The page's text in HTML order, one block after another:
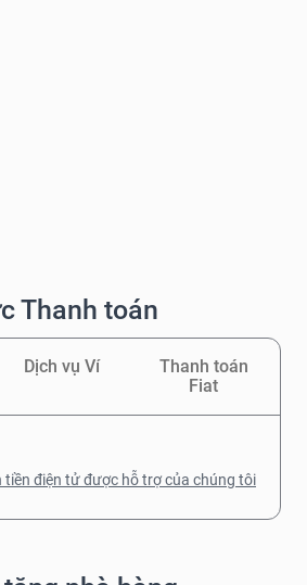
Thanh toán
Dịch vụ Ví
Thanh toán
Fiat
tiền điện tử được hỗ trợ của chúng tôi